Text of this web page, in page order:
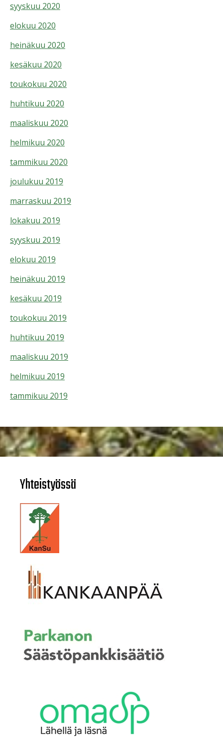
syyskuu 2020
elokuu 2020
heinäkuu 2020
kesäkuu 2020
toukokuu 2020
huhtikuu 2020
maaliskuu 2020
helmikuu 2020
tammikuu 2020
joulukuu 2019
marraskuu 2019
lokakuu 2019
syyskuu 2019
elokuu 2019
heinäkuu 2019
kesäkuu 2019
toukokuu 2019
huhtikuu 2019
maaliskuu 2019
helmikuu 2019
tammikuu 2019
Yhteistyössä